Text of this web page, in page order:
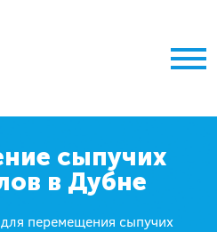
сыпучих
в Дубне
перемещения сыпучих